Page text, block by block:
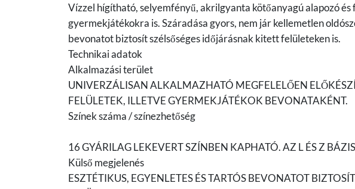
Vízzel hígítható, selyemfényű, akrilgyanta kötőanyagú alapozó
gyermekjátékokra is. Száradása gyors, nem jár kellemetlen
bevonatot biztosít szélsőséges időjárásnak kitett felületeken is.
Technikai adatok
Alkalmazási terület
UNIVERZÁLISAN ALKALMAZHATÓ MEGFELELŐEN
FELÜLETEK, ILLETVE GYERMEKJÁTÉKOK BEVONATAKÉNT.
Színek száma / színezhetőség
16 GYÁRILAG LEKEVERT SZÍNBEN KAPHATÓ. AZ L ÉS Z
Külső megjelenés
ESZTÉTIKUS, EGYENLETES ÉS TARTÓS BEVONATOT